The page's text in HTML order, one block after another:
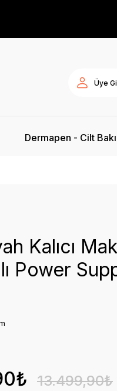
Üye
Dermapen - Cilt
Kalıcı
Power
13.499,90₺